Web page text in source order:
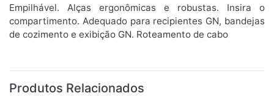
Empilhável. Alças ergonômicas e robustas. Insira o
compartimento. Adequado para recipientes GN, bandejas
de cozimento e exibição GN. Roteamento de cabo
Produtos Relacionados